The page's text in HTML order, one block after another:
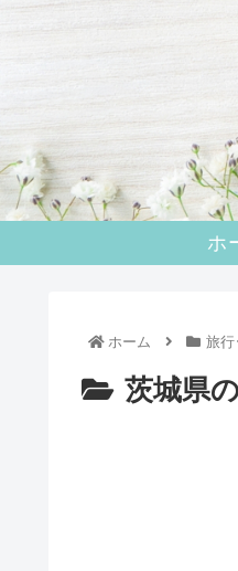
ホ
ホーム 旅行
茨城県